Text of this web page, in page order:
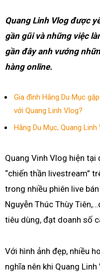
Quang Linh Vlog được
gần gũi và những việc
gần đây anh vướng
hàng online.
Gia đình Hằng Du Mục
với Quang Linh Vlog?
Hằng Du Mục, Quang
Quang Vinh Vlog hiện
“chiến thần livestream”
trong nhiều phiên live
Nguyễn Thúc Thùy
tiêu dùng, đạt doanh số
Với hình ảnh đẹp, nhiều
nghĩa nên khi Quang